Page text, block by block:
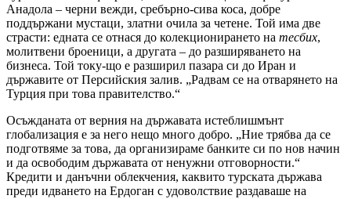
Анадола – черни вежди, сребърно-сива коса, добре
поддържани мустаци, златни очила за четене. Той има две
страсти: едната се отнася до колекционирането на тесбих,
молитвени броеници, а другата – до разширяването на
бизнеса. Той току-що е разширил пазара си до Иран и
държавите от Персийския залив. „Радвам се на отварянето на
Турция при това правителство.“
Осъжданата от верния на държавата истеблишмънт
глобализация е за него нещо много добро. „Ние трябва да се
подготвяме за това, да организираме банките си по нов начин
и да освободим държавата от ненужни отговорности.“
Кредити и данъчни облекчения, каквито турската държава
преди идването на Ердоган с удоволствие раздаваше на